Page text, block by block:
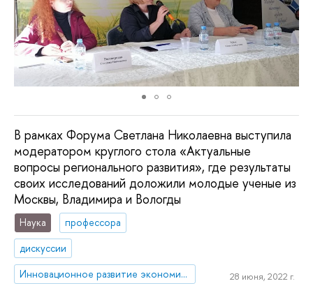
В рамках Форума Светлана Николаевна выступила
модератором круглого стола «Актуальные
вопросы регионального развития», где результаты
своих исследований доложили молодые ученые из
Москвы, Владимира и Вологды
Наука
профессора
дискуссии
Инновационное развитие экономики регионов: международные сравнения
28 июня, 2022 г.